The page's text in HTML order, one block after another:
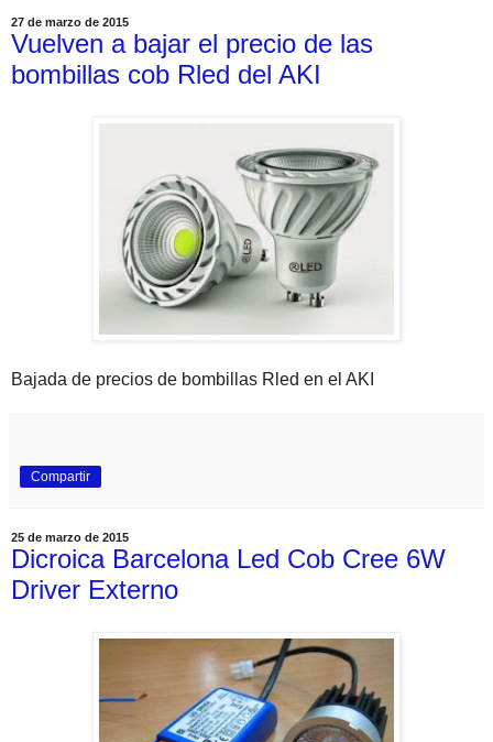
27 de marzo de 2015
Vuelven a bajar el precio de las
bombillas cob Rled del AKI
Bajada de precios de bombillas Rled en el AKI
Compartir
25 de marzo de 2015
Dicroica Barcelona Led Cob Cree 6W
Driver Externo